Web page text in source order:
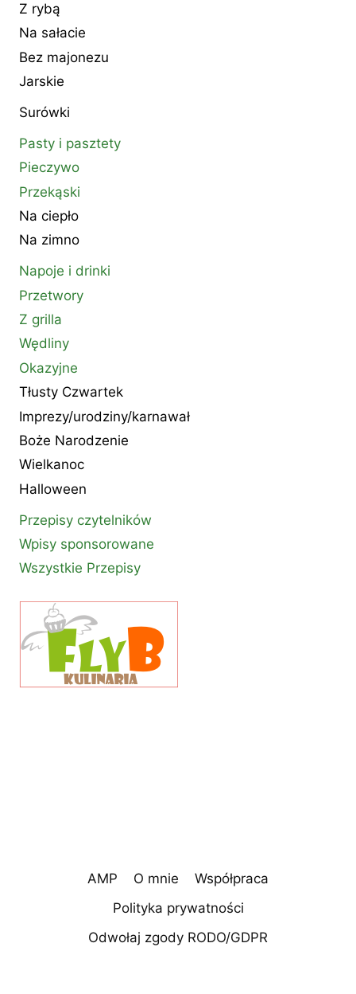
Z rybą
Na sałacie
Bez majonezu
Jarskie
Surówki
Pasty i pasztety
Pieczywo
Przekąski
Na ciepło
Na zimno
Napoje i drinki
Przetwory
Z grilla
Wędliny
Okazyjne
Tłusty Czwartek
Imprezy/urodziny/karnawał
Boże Narodzenie
Wielkanoc
Halloween
Przepisy czytelników
Wpisy sponsorowane
Wszystkie Przepisy
AMP O mnie
Współpraca
Polityka prywatności
Odwołaj zgody RODO/GDPR